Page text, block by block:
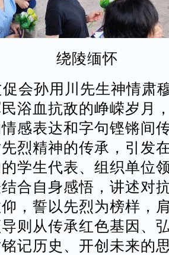
绕陵缅怀
会孙用川先生神情肃
浴血抗敌的峥嵘岁月
感表达和字句铿锵间
烈精神的传承，引发
学生代表、组织单位
合自身感悟，讲述对
，誓以先烈为榜样，
则从传承红色基因、
记历史、开创未来的